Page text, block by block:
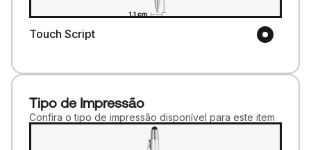
Touch Script
Tipo de Impressão
Confira o tipo de impressão disponível para este item